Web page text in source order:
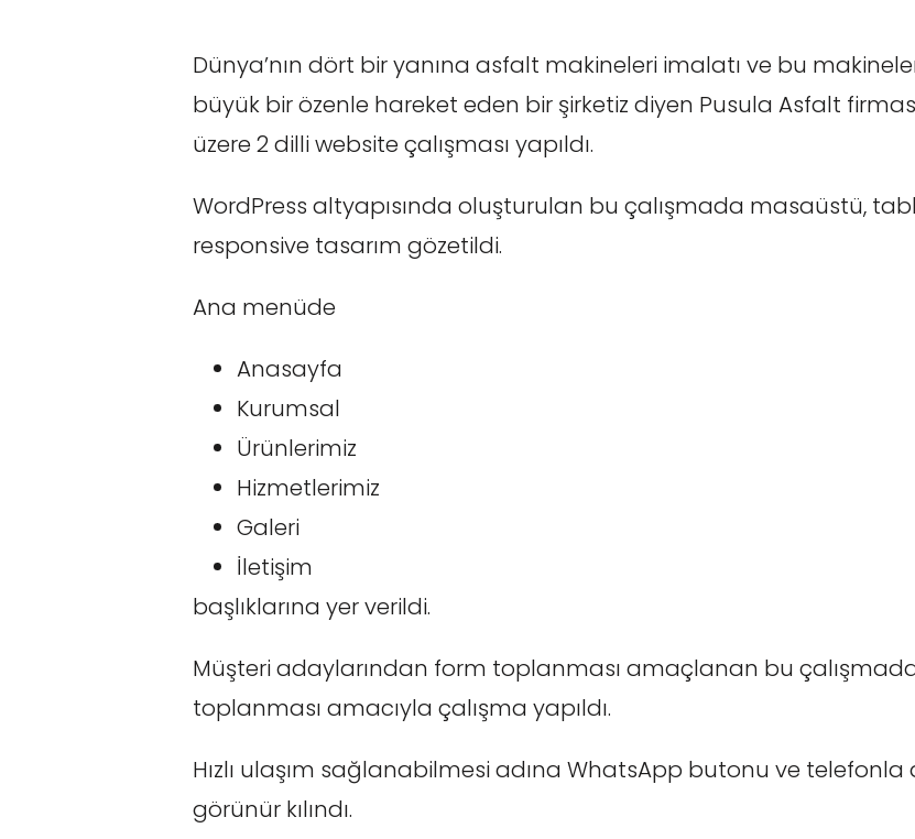
Dünya’nın dört bir yanına asfalt makineleri imalatı ve bu
büyük bir özenle hareket eden bir şirketiz diyen Pusula Asfalt
üzere 2 dilli website çalışması yapıldı.
WordPress altyapısında oluşturulan bu çalışmada masaüstü,
responsive tasarım gözetildi.
Ana menüde
Anasayfa
Kurumsal
Ürünlerimiz
Hizmetlerimiz
Galeri
İletişim
başlıklarına yer verildi.
Müşteri adaylarından form toplanması amaçlanan bu
toplanması amacıyla çalışma yapıldı.
Hızlı ulaşım sağlanabilmesi adına WhatsApp butonu ve
görünür kılındı.